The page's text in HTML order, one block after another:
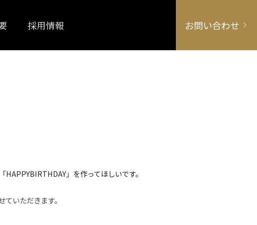
採用情報 お問い合わせ
」を作ってほしいです。
いただきます。